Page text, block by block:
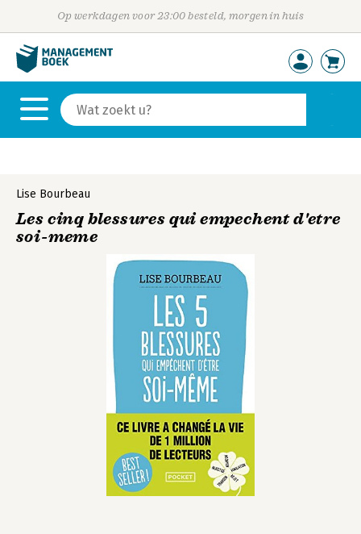
Op werkdagen voor 23:00 besteld, morgen in huis
Lise Bourbeau
Les cinq blessures qui empechent d'etre
soi-meme